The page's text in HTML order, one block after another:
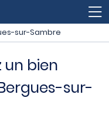
sur-Sambre
un bien
sur-